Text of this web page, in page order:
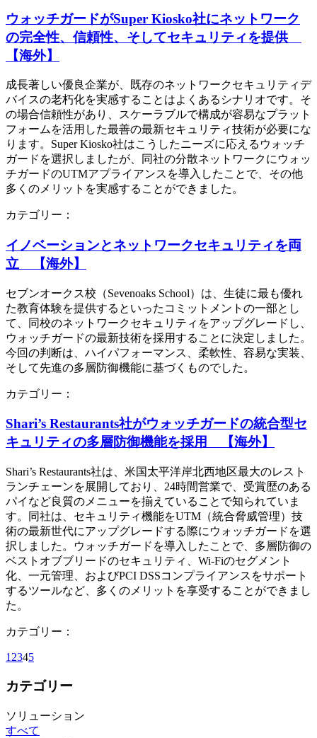
ウォッチガードがSuper Kiosko社にネットワーク
の完全性、信頼性、そしてセキュリティを提供
【海外】
成長著しい優良企業が、既存のネットワークセキュリティデ
バイスの老朽化を実感することはよくあるシナリオです。そ
の場合信頼性があり、スケーラブルで構成が容易なプラット
フォームを活用した最善の最新セキュリティ技術が必要にな
ります。Super Kiosko社はこうしたニーズに応えるウォッチ
ガードを選択しましたが、同社の分散ネットワークにウォッ
チガードのUTMアプライアンスを導入したことで、その他
多くのメリットを実感することができました。
カテゴリー：
イノベーションとネットワークセキュリティを両
立 【海外】
セブンオークス校（Sevenoaks School）は、生徒に最も優れ
た教育体験を提供するといったコミットメントの一部とし
て、同校のネットワークセキュリティをアップグレードし、
ウォッチガードの最新技術を採用することに決定しました。
今回の判断は、ハイパフォーマンス、柔軟性、容易な実装、
そして先進の多層防御機能に基づくものでした。
カテゴリー：
Shari’s Restaurants社がウォッチガードの統合型セ
キュリティの多層防御機能を採用 【海外】
Shari’s Restaurants社は、米国太平洋岸北西地区最大のレスト
ランチェーンを展開しており、24時間営業で、受賞歴のある
パイなど良質のメニューを揃えていることで知られていま
す。同社は、セキュリティ機能をUTM（統合脅威管理）技
術の最新世代にアップグレードする際にウォッチガードを選
択しました。ウォッチガードを導入したことで、多層防御の
ベストオブブリードのセキュリティ、Wi-Fiのセグメント
化、一元管理、およびPCI DSSコンプライアンスをサポート
するツールなど、多くのメリットを享受することができまし
た。
カテゴリー：
1 2345
カテゴリー
ソリューション
すべて